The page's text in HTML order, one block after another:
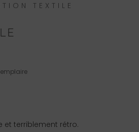
TEXTILE
et terriblement rétro.